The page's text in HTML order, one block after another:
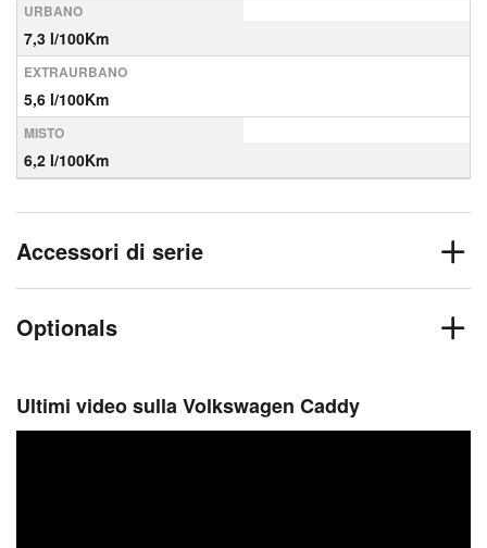
URBANO
7,3 l/100Km
EXTRAURBANO
5,6 l/100Km
MISTO
6,2 l/100Km
Accessori di serie
Optionals
Ultimi video sulla Volkswagen Caddy